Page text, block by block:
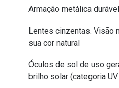
Conselhos
🆕 Guia de Compras para o
O sol e as crianças
Armação metálica
Lentes cinzentas. Visão
sua cor natural
Óculos de sol de uso
brilho solar (categoria